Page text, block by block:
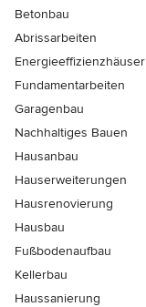
Betonbau
Abrissarbeiten
Energieeffizienzhäuser
Fundamentarbeiten
Garagenbau
Nachhaltiges Bauen
Hausanbau
Hauserweiterungen
Hausrenovierung
Hausbau
Fußbodenaufbau
Kellerbau
Haussanierung